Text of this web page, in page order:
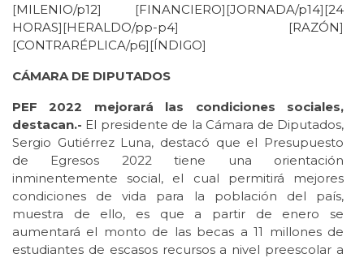
[MILENIO/p12] [FINANCIERO][JORNADA/p14][24
HORAS][HERALDO/pp-p4] [RAZÓN]
[CONTRARÉPLICA/p6][ÍNDIGO]
CÁMARA DE DIPUTADOS
PEF 2022 mejorará las condiciones sociales,
destacan.- El presidente de la Cámara de Diputados,
Sergio Gutiérrez Luna, destacó que el Presupuesto
de Egresos 2022 tiene una orientación
inminentemente social, el cual permitirá mejores
condiciones de vida para la población del país,
muestra de ello, es que a partir de enero se
aumentará el monto de las becas a 11 millones de
estudiantes de escasos recursos a nivel preescolar a